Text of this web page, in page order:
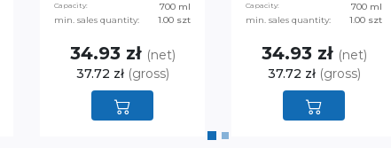
Capacity:
700 ml
min. sales quantity:
1.00 szt
34.93 zł (net)
37.72 zł (gross)
Capacity:
700 ml
min. sales quantity:
1.00 szt
34.93 zł (net)
37.72 zł (gross)